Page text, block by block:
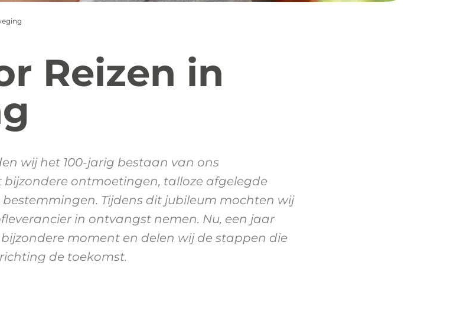
Reizen in
wij het 100-jarig bestaan van ons
bijzondere ontmoetingen, talloze afgelegde
Tijdens dit jubileum mochten wij
in ontvangst nemen. Nu, een jaar
moment en delen wij de stappen die
de toekomst.